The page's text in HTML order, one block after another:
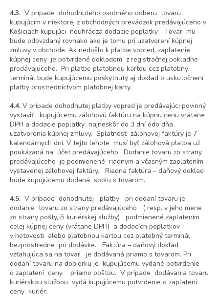
4.3. V prípade dohodnutého osobného odberu tovaru
kupujúcim v niektorej z obchodných prevádzok predávajúceho v
Košiciach kupujúci neuhrádza dodacie poplatky. Tovar mu
bude odovzdaný rovnako ako je tomu pri uzatvorení kúpnej
zmluvy v obchode. Ak nedošlo k platbe vopred, zaplatenie
kúpnej ceny je potvrdené dokladom z registračnej pokladne
predávajúceho. Pri platbe platobnou kartou cez platobný
terminál bude kupujúcemu poskytnutý aj doklad o uskutočnení
platby prostredníctvom platobnej karty.
4.4. V prípade dohodnutej platby vopred je predávajúci povinný
vystaviť kupujúcemu zálohovú faktúru na kúpnu cenu vrátane
DPH a dodacie poplatky najneskôr do 3 dní odo dňa
uzatvorenia kúpnej zmluvy. Splatnosť zálohovej faktúry je 7
kalendárnych dní. V tejto lehote musí byť zálohová platba už
poukázaná na účet predávajúceho. Dodanie tovaru zo strany
predávajúceho je podmienené riadnym a včasným zaplatením
vystavenej zálohovej faktúry. Riadna faktúra – daňový doklad
bude kupujúcemu dodaná spolu s tovarom.
4.5. V prípade dohodnutej platby pri dodaní tovaru je
dodanie tovaru zo strany predávajúceho ( resp. v jeho mene
zo strany pošty, či kuriérskej služby) podmienené zaplatením
celej kúpnej ceny (vrátane DPH) a dodacích poplatkov
v hotovosti alebo platobnou kartou cez platobný terminál
bezprostredne pri dodávke. Faktúra – daňový doklad
vzťahujúca sa na tovar je dodávaná priamo s tovarom. Pri
dodaní tovaru na dobierku je kupujúcemu vydané potvrdenie
o zaplatení ceny priamo poštou. V prípade dodávania tovaru
kuriérskou službou vydá kupujúcemu potvrdenie o zaplatení
ceny kuriér.